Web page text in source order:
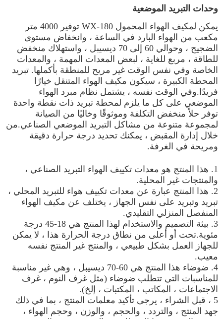
وحدات التبريد الموضعية
يمكن لمكيف الهواء المحمول WX-180 توفير 4000 متر
مكعب من الهواء البارد في الساعة ، وانخفاض مستوى
الضجيج ، وحوالي 60 إلى 70 ديسيبل ، واستهلاك منخفض
للطاقة ، مربع للغاية ، لبعض المعدات المهمة ، والمعدات
الخاصة وفي نفس الوقت غير مريح للمنطقة بأكملها. تبريد
المحطة الكبيرة ، سيكون مكيف الهواء المتنقل خيارًا
فريدًا.وفي الوقت نفسه ، يشتمل نظام مبرد الهواء
الموضعي على كل ما يلزم لمحطة تبريد ذات نقطة واحدة
توفر حلاً منخفض التكلفة وموثوقًا وخاليًا من الصيانة
لمجموعة متنوعة من مشاكل التبريد الموضعي الصناعي.من
خلال إدارة المقبض ، يمكنك تحديد درجة حرارة دقيقة
ومريحة في الغرفة.
1. هذا المنتج هو معدات تكييف الهواء التبريد الصناعي ،
والمنتجات غير المحلية.
2. هذا المنتج عبارة عن معدات تكييف هواء للتبريد المحلي ،
تبريد وتبريد على نفس الجهاز ، يختلف عن مكيف الهواء
المنفصل المنزلي التقليدي.
3. بيئة التصميم والاستخدام لهذا المنتج هي 18-45 درجة
مئوية.تحت أو أعلى من نطاق درجة الحرارة هذا ، لا يمكن
للجهاز العمل بشكل طبيعي ، والمنتج غير المنتج نفسه
معيب.
4. ضوضاء هذا المنتج هي 60-70 ديسيبل ، وهي غير مناسبة
للمناسبات التي تتطلب ضوضاء (مثل غرف النوم ، غرف
الاجتماعات ، المكاتب ، المكتبات ، إلخ).
5 ، قبل الشراء ، يرجى تأكيد معلمات المنتج ، بما في ذلك
جهد المنتج ، والتردد ، والحجم ، والوزن ، وحجم الهواء ،